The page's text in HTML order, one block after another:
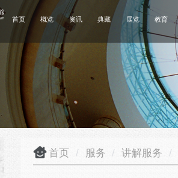
首页 概览 资讯 典藏 展览 教育
首页 / 服务 / 讲解服务 /